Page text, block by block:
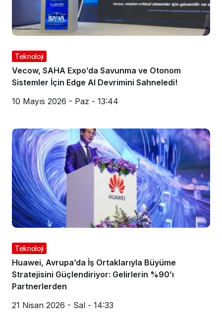
Teknoloji
Vecow, SAHA Expo’da Savunma ve Otonom
Sistemler İçin Edge AI Devrimini Sahneledi!
10 Mayıs 2026 - Paz - 13:44
Teknoloji
Huawei, Avrupa’da İş Ortaklarıyla Büyüme
Stratejisini Güçlendiriyor: Gelirlerin %90’ı
Partnerlerden
21 Nisan 2026 - Sal - 14:33